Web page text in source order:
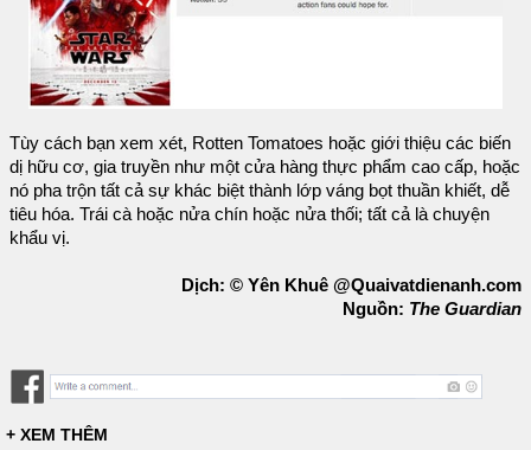
Tùy cách bạn xem xét, Rotten Tomatoes hoặc giới thiệu các biến
dị hữu cơ, gia truyền như một cửa hàng thực phẩm cao cấp, hoặc
nó pha trộn tất cả sự khác biệt thành lớp váng bọt thuần khiết, dễ
tiêu hóa. Trái cà hoặc nửa chín hoặc nửa thối; tất cả là chuyện
khẩu vị.
Dịch: © Yên Khuê @Quaivatdienanh.com
Nguồn: The Guardian
+ XEM THÊM